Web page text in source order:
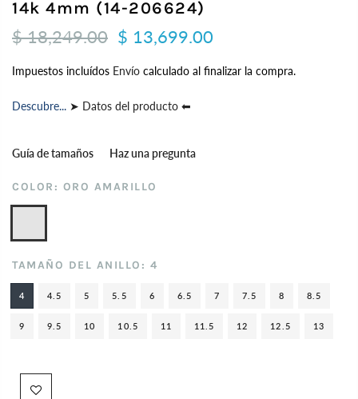
14k 4mm (14-206624)
$ 18,249.00 $ 13,699.00
Impuestos incluídos Envío calculado al finalizar la compra.
Descubre... ➤ Datos del producto ⬅
Guía de tamaños Haz una pregunta
COLOR: ORO AMARILLO
TAMAÑO DEL ANILLO: 4
4 4.5 5 5.5 6 6.5 7 7.5 8 8.5
9 9.5 10 10.5 11 11.5 12 12.5 13